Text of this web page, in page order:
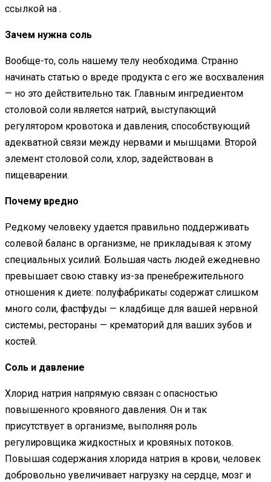
ссылкой на .
Зачем нужна соль
Вообще-то, соль нашему телу необходима. Странно
начинать статью о вреде продукта с его же восхваления
— но это действительно так. Главным ингредиентом
столовой соли является натрий, выступающий
регулятором кровотока и давления, способствующий
адекватной связи между нервами и мышцами. Второй
элемент столовой соли, хлор, задействован в
пищеварении.
Почему вредно
Редкому человеку удается правильно поддерживать
солевой баланс в организме, не прикладывая к этому
специальных усилий. Большая часть людей ежедневно
превышает свою ставку из-за пренебрежительного
отношения к диете: полуфабрикаты содержат слишком
много соли, фастфуды — кладбище для вашей нервной
системы, рестораны — крематорий для ваших зубов и
костей.
Соль и давление
Хлорид натрия напрямую связан с опасностью
повышенного кровяного давления. Он и так
присутствует в организме, выполняя роль
регулировщика жидкостных и кровяных потоков.
Повышая содержания хлорида натрия в крови, человек
добровольно увеличивает нагрузку на сердце, мозг и